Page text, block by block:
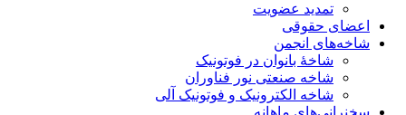
تمدید عضویت
اعضای حقوقی
شاخه‌های انجمن
شاخۀ بانوان در فوتونیک
شاخه صنعتی نور فناوران
شاخه‌ الکترونیک و فوتونیک آلی
سخنرانی‌های ماهانه